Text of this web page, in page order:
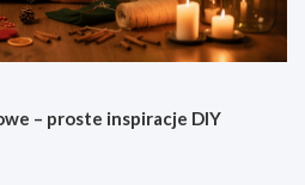
– proste inspiracje DIY